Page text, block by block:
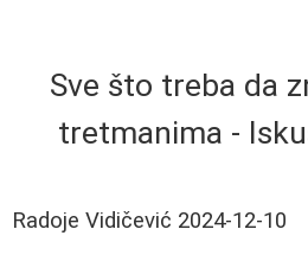
Sve što treba da
tretmanima -
Radoje Vidičević 2024-12-10